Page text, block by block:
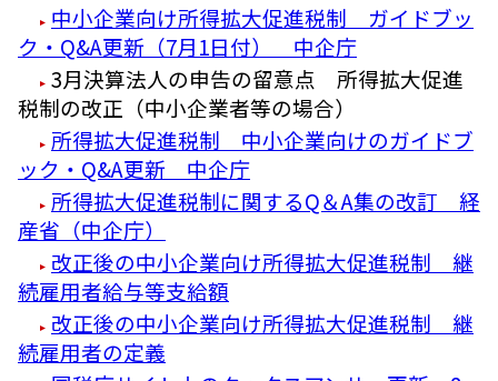
中小企業向け所得拡大促進税制 ガイドブッ
ク・Q&A更新（7月1日付） 中企庁
3月決算法人の申告の留意点 所得拡大促進
税制の改正（中小企業者等の場合）
所得拡大促進税制 中小企業向けのガイドブ
ック・Q&A更新 中企庁
所得拡大促進税制に関するQ＆A集の改訂 経
産省（中企庁）
改正後の中小企業向け所得拡大促進税制 継
続雇用者給与等支給額
改正後の中小企業向け所得拡大促進税制 継
続雇用者の定義